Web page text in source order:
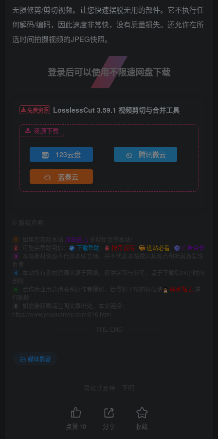
无损修剪/剪切视频。让您快速摆脱无用的部件。它不执行任
何解码/编码，因此速度非常快，没有质量损失。还允许在所
选时间拍摄视频的JPEG快照。
登录后可以使用不限速网盘下载
免费资源 LosslessCut 3.59.1 视频剪切与合并工具
资源下载
123云盘 腾讯微云
蓝奏云
版权声明
1 如果您喜欢本站 点击这儿 多帮忙宣传本站！
2 可能会帮助到你： 下载帮助 报毒说明 | 进站必看 | 广告合作
3
本站素材资源不代表本站立场，并不代表本站赞同其观点和对其真实性
负责
4
本站所有素材资源来源于网络，仅供学习与参考，请于下载后24小时内
删除
5 若作商业用途请联系原作者授权，若侵犯了您的权益请 联系站长 进
行删除
6
如需要转载请注明文章出处，本文链接：
https://www.youyuanvip.com/616.html
THE END
媒体影音
喜欢就支持一下吧
点赞 10 分享 收藏